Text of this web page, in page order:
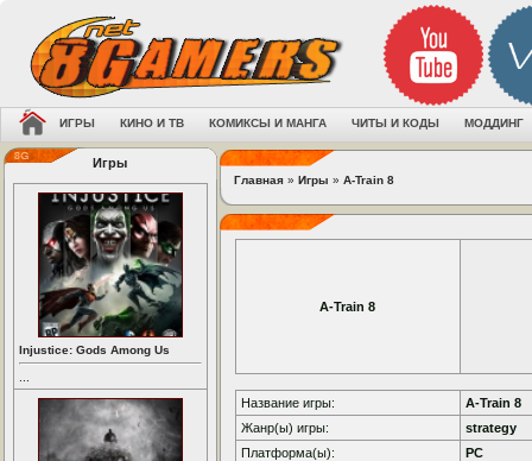
ИГРЫ КИНО И ТВ КОМИКСЫ И МАНГА ЧИТЫ И КОДЫ МОДДИНГ
Игры
Injustice: Gods Among Us
Главная » Игры » A-Train 8
A-Train 8
Название игры:
A-Train 8
Жанр(ы) игры:
strategy
Платформа(ы):
PC